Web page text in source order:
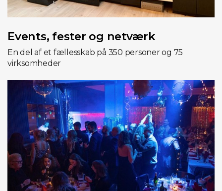
Events, fester og netværk
En del af et fællesskab på 350 personer og 75
virksomheder